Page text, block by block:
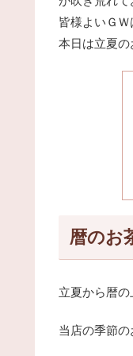
皆様よいＧＷ
本日は立夏の
暦のお
立夏から暦の
当店の季節の